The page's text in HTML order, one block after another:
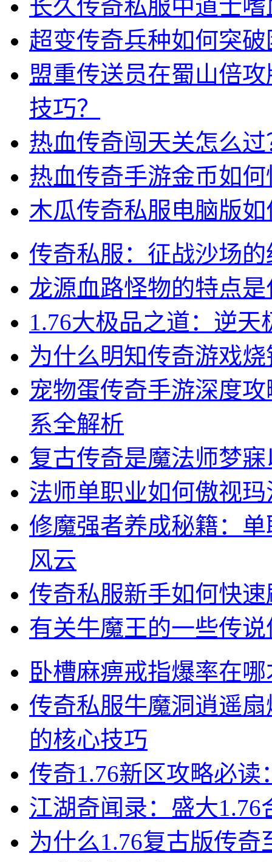
长久传奇私服中道士
超变传奇兵种如何突
盟重传送员在蜀山倍
技巧？
热血传奇闯天关怎么
热血传奇手游金币如
木瓜传奇私服电脑版
传奇私服：征战沙场
龙源血路怪物的特点
1.76大极品之道：逆
为什么明知传奇游戏
宠物蛋传奇手游深度
系全解析
复古传奇是魔法师梦
法师单职业如何傲视
修魔强者养成秘籍：
风云
传奇私服新手如何快
有关牛魔王的一些传
卧槽麻痹戒指爆率在
传奇私服牛魔洞逍遥
的核心技巧
传奇1.76新区攻略必
江湖奇闻录：盛大
为什么1.76复古版传